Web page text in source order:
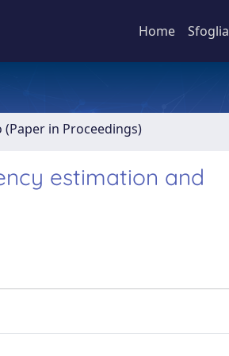
Home Sfoglia
in Proceedings)
estimation and